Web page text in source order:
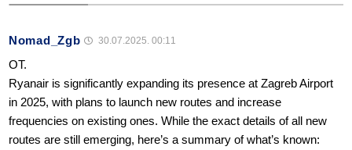
Nomad_Zgb 30.07.2025. 00:11
OT.
Ryanair is significantly expanding its presence at Zagreb Airport
in 2025, with plans to launch new routes and increase
frequencies on existing ones. While the exact details of all new
routes are still emerging, here’s a summary of what’s known: